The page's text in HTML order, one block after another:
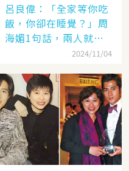
呂良偉：「全家等你吃
飯，你卻在睡覺？」周
海媚1句話，兩人就此
2024/11/04